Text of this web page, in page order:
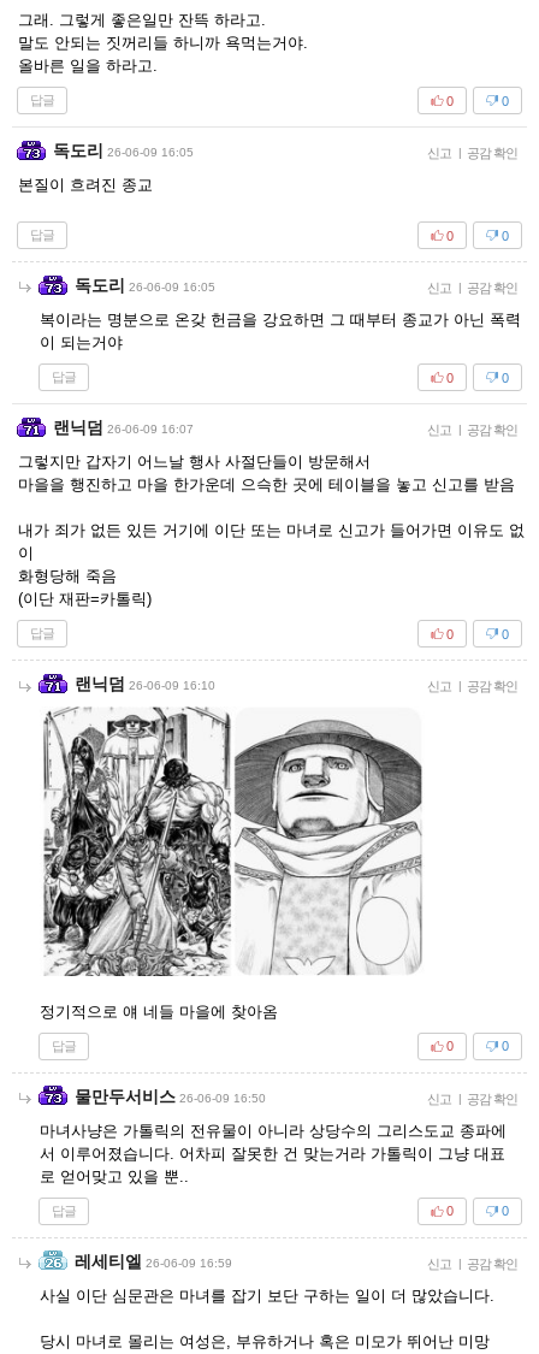
그래. 그렇게 좋은일만 잔뜩 하라고.
말도 안되는 짓꺼리들 하니까 욕먹는거야.
올바른 일을 하라고.
답글 0
0
독도리 26-06-09 16:05 신고 공감 확인
본질이 흐려진 종교
답글 0
0
독도리 26-06-09 16:05 신고 공감 확인
복이라는 명분으로 온갖 헌금을 강요하면 그 때부터 종교가 아닌 폭력
이 되는거야
답글 0
0
랜닉덤 26-06-09 16:07 신고 공감 확인
그렇지만 갑자기 어느날 행사 사절단들이 방문해서
마을을 행진하고 마을 한가운데 으슥한 곳에 테이블을 놓고 신고를 받음
내가 죄가 없든 있든 거기에 이단 또는 마녀로 신고가 들어가면 이유도 없
이
화형당해 죽음
(이단 재판=카톨릭)
답글 0
0
랜닉덤 26-06-09 16:10 신고 공감 확인
정기적으로 얘 네들 마을에 찾아옴
답글 0
0
물만두서비스 26-06-09 16:50 신고 | 공감 확인
마녀사냥은 가톨릭의 전유물이 아니라 상당수의 그리스도교 종파에
서 이루어졌습니다. 어차피 잘못한 건 맞는거라 가톨릭이 그냥 대표
로 얻어맞고 있을 뿐..
답글 0
0
레세티엘 26-06-09 16:59 신고 | 공감 확인
사실 이단 심문관은 마녀를 잡기 보단 구하는 일이 더 많았습니다.
당시 마녀로 몰리는 여성은, 부유하거나 혹은 미모가 뛰어난 미망